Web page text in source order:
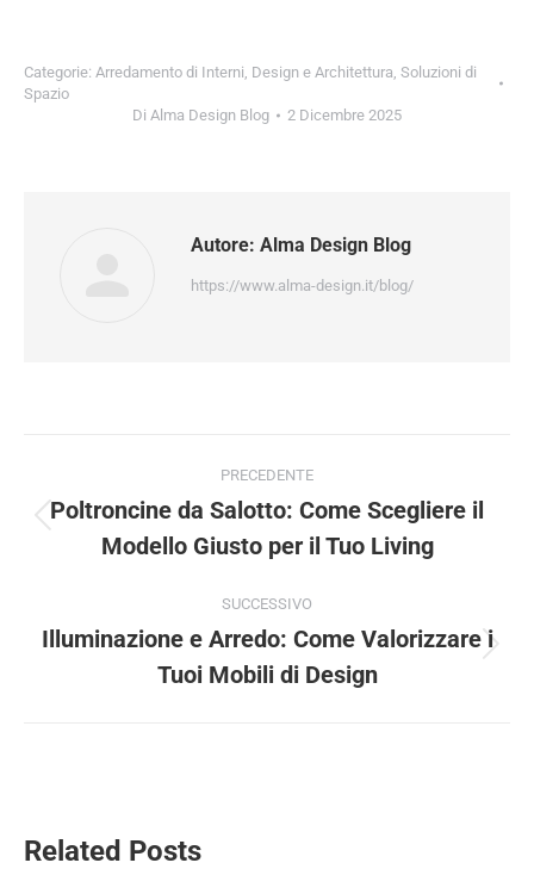
Categorie: Arredamento di Interni, Design e Architettura, Soluzioni di
Spazio
Di Alma Design Blog 2 Dicembre 2025
Autore: Alma Design Blog
https://www.alma-design.it/blog/
PRECEDENTE
Poltroncine da Salotto: Come Scegliere il
Modello Giusto per il Tuo Living
SUCCESSIVO
Illuminazione e Arredo: Come Valorizzare i
Tuoi Mobili di Design
Related Posts